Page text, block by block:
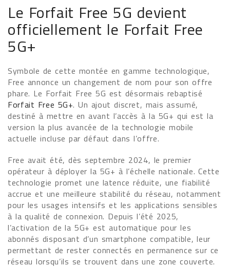
Le Forfait Free 5G devient
officiellement le Forfait Free
5G+
Symbole de cette montée en gamme technologique,
Free annonce un changement de nom pour son offre
phare. Le Forfait Free 5G est désormais rebaptisé
Forfait Free 5G+. Un ajout discret, mais assumé,
destiné à mettre en avant l’accès à la 5G+ qui est la
version la plus avancée de la technologie mobile
actuelle incluse par défaut dans l’offre.
Free avait été, dès septembre 2024, le premier
opérateur à déployer la 5G+ à l’échelle nationale. Cette
technologie promet une latence réduite, une fiabilité
accrue et une meilleure stabilité du réseau, notamment
pour les usages intensifs et les applications sensibles
à la qualité de connexion. Depuis l’été 2025,
l’activation de la 5G+ est automatique pour les
abonnés disposant d’un smartphone compatible, leur
permettant de rester connectés en permanence sur ce
réseau lorsqu’ils se trouvent dans une zone couverte.